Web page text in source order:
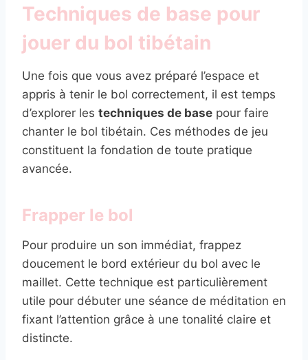
Techniques de base pour
jouer du bol tibétain
Une fois que vous avez préparé l’espace et
appris à tenir le bol correctement, il est temps
d’explorer les techniques de base pour faire
chanter le bol tibétain. Ces méthodes de jeu
constituent la fondation de toute pratique
avancée.
Frapper le bol
Pour produire un son immédiat, frappez
doucement le bord extérieur du bol avec le
maillet. Cette technique est particulièrement
utile pour débuter une séance de méditation en
fixant l’attention grâce à une tonalité claire et
distincte.